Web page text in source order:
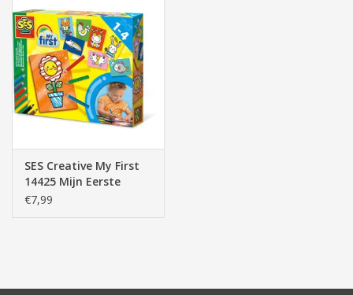
Boeken
Elektra
Baby & Peuter
Speelgoed & hobby
Cadeau & feest
SES Creative My First
14425 Mijn Eerste
Potloodtekeningen
€7,99